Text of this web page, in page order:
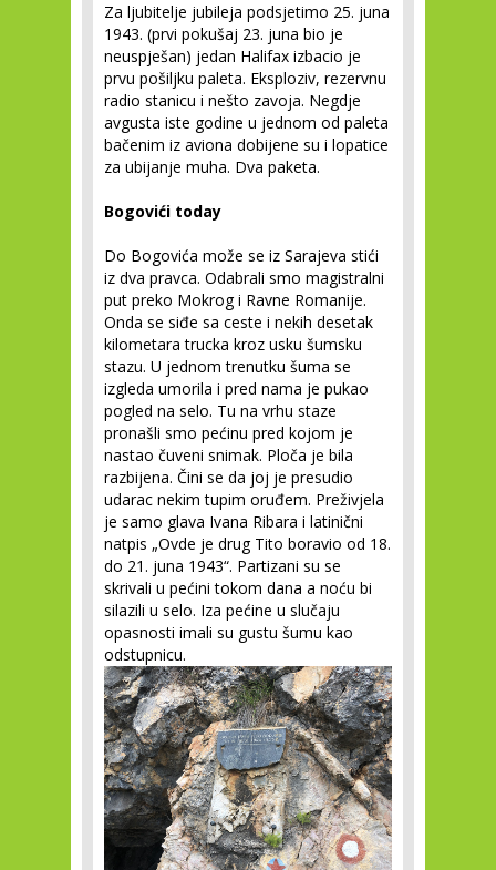
Za ljubitelje jubileja podsjetimo 25. juna
1943. (prvi pokušaj 23. juna bio je
neuspješan) jedan Halifax izbacio je
prvu pošiljku paleta. Eksploziv, rezervnu
radio stanicu i nešto zavoja. Negdje
avgusta iste godine u jednom od paleta
bačenim iz aviona dobijene su i lopatice
za ubijanje muha. Dva paketa.
Bogovići today
Do Bogovića može se iz Sarajeva stići
iz dva pravca. Odabrali smo magistralni
put preko Mokrog i Ravne Romanije.
Onda se siđe sa ceste i nekih desetak
kilometara trucka kroz usku šumsku
stazu. U jednom trenutku šuma se
izgleda umorila i pred nama je pukao
pogled na selo. Tu na vrhu staze
pronašli smo pećinu pred kojom je
nastao čuveni snimak. Ploča je bila
razbijena. Čini se da joj je presudio
udarac nekim tupim oruđem. Preživjela
je samo glava Ivana Ribara i latinični
natpis „Ovde je drug Tito boravio od 18.
do 21. juna 1943“. Partizani su se
skrivali u pećini tokom dana a noću bi
silazili u selo. Iza pećine u slučaju
opasnosti imali su gustu šumu kao
odstupnicu.